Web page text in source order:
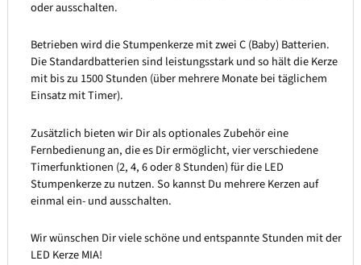
oder ausschalten.
Betrieben wird die Stumpenkerze mit zwei C (Baby) Batterien.
Die Standardbatterien sind leistungsstark und so hält die Kerze
mit bis zu 1500 Stunden (über mehrere Monate bei täglichem
Einsatz mit Timer).
Zusätzlich bieten wir Dir als optionales Zubehör eine
Fernbedienung an, die es Dir ermöglicht, vier verschiedene
Timerfunktionen (2, 4, 6 oder 8 Stunden) für die LED
Stumpenkerze zu nutzen. So kannst Du mehrere Kerzen auf
einmal ein- und ausschalten.
Wir wünschen Dir viele schöne und entspannte Stunden mit der
LED Kerze MIA!